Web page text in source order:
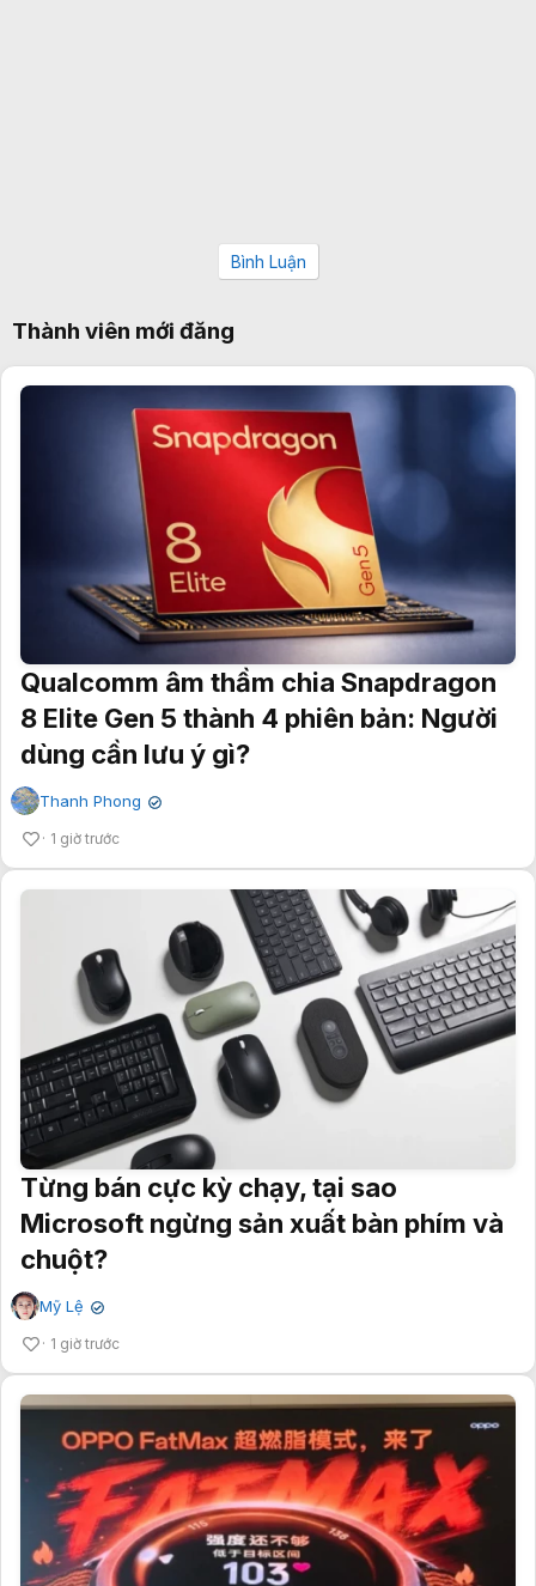
Bình Luận
Thành viên mới đăng
Qualcomm âm thầm chia Snapdragon
8 Elite Gen 5 thành 4 phiên bản: Người
dùng cần lưu ý gì?
Thanh Phong ✔
1 giờ trước
Từng bán cực kỳ chạy, tại sao
Microsoft ngừng sản xuất bàn phím và
chuột?
Mỹ Lệ ✔
1 giờ trước